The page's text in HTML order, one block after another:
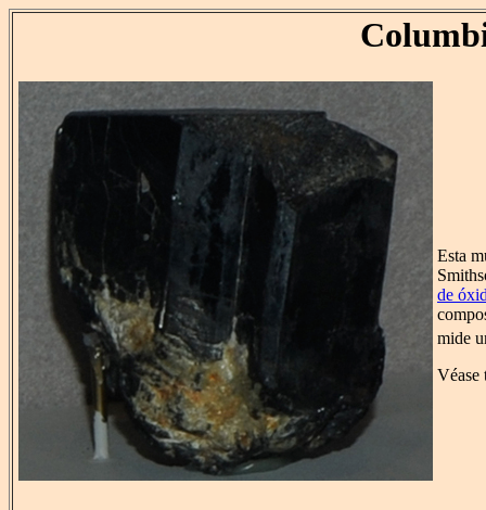
Esta
de
mide
Véase